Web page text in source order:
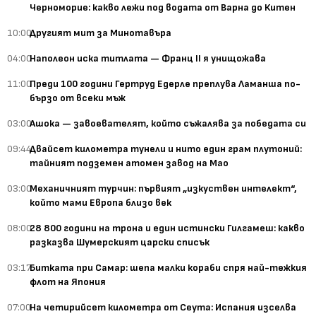
Черноморие: какво лежи под водата от Варна до Китен
10:00Другият мит за Минотавъра
04:00Наполеон иска титлата — Франц II я унищожава
11:00Преди 100 години Гертруд Едерле преплува Ламанша по-
бързо от всеки мъж
03:00Ашока — завоевателят, който съжалява за победата си
09:44Двайсет километра тунели и нито един грам плутоний:
тайният подземен атомен завод на Мао
03:00Механичният турчин: първият „изкуствен интелект“,
който мами Европа близо век
08:0028 800 години на трона и един истински Гилгамеш: какво
разказва Шумерският царски списък
03:17Битката при Самар: шепа малки кораби спря най-тежкия
флот на Япония
07:00На четирийсет километра от Сеута: Испания изселва